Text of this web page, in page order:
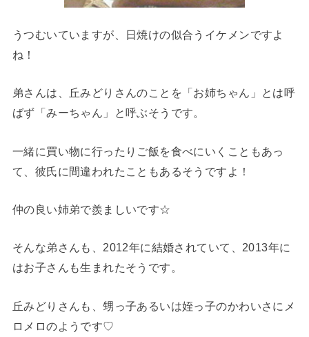
うつむいていますが、日焼けの似合うイケメンですよ
ね！
弟さんは、丘みどりさんのことを「お姉ちゃん」とは呼
ばず「みーちゃん」と呼ぶそうです。
一緒に買い物に行ったりご飯を食べにいくこともあっ
て、彼氏に間違われたこともあるそうですよ！
仲の良い姉弟で羨ましいです☆
そんな弟さんも、2012年に結婚されていて、2013年に
はお子さんも生まれたそうです。
丘みどりさんも、甥っ子あるいは姪っ子のかわいさにメ
ロメロのようです♡